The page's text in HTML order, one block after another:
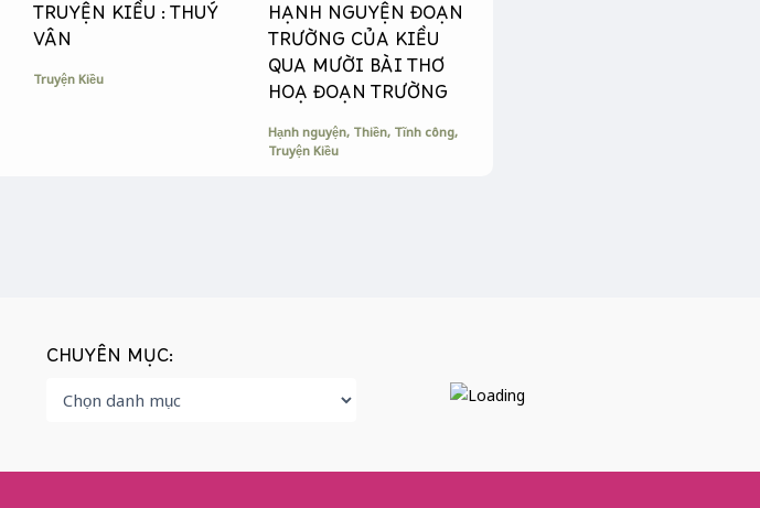
TRUYỆN KIỀU : THUÝ
VÂN
Truyện Kiều
HẠNH NGUYỆN ĐOẠN
TRƯỜNG CỦA KIỀU
QUA MƯỜI BÀI THƠ
HOẠ ĐOẠN TRƯỜNG
Hạnh nguyện, Thiền, Tĩnh công,
Truyện Kiều
CHUYÊN MỤC: